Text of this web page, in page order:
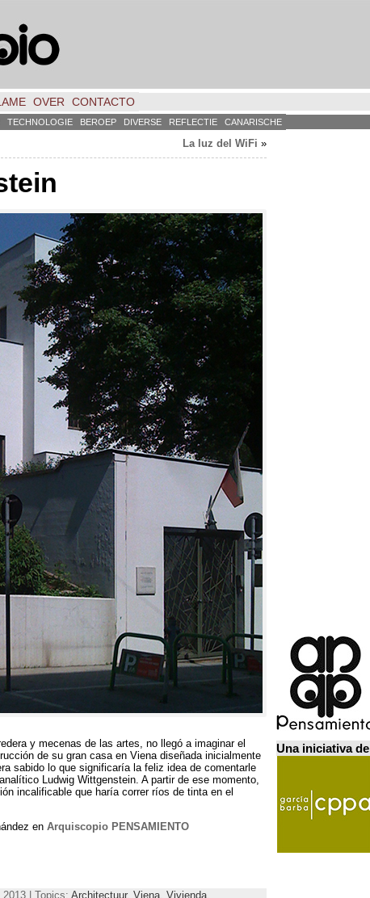
OVER CONTACTO
TECHNOLOGIE BEROEP DIVERSE REFLECTIE CANARISCHE
La luz del WiFi »
y mecenas de las artes no llegó a imaginar el
de su gran casa en Viena diseñada inicialmente
sabido lo que significaría la feliz idea de comentarle
Ludwig Wittgenstein A partir de ese momento
incalificable que haría correr ríos de tinta en el
en Arquiscopio PENSAMIENTO
| Topics: Architectuur, Viena, Vivienda,
Una iniciativa de